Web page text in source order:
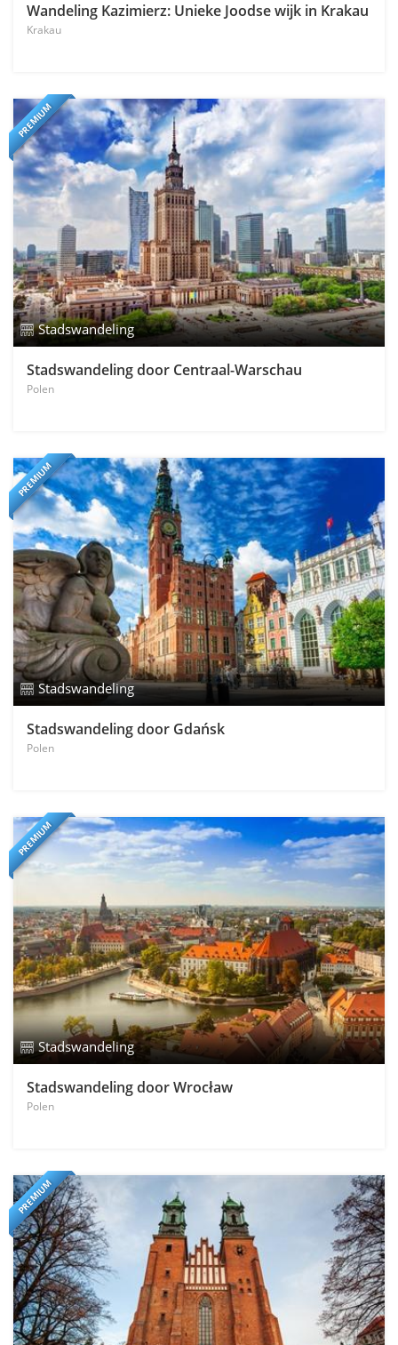
Wandeling Kazimierz: Unieke Joodse wijk in Krakau
Krakau
PREMIUM
Stadswandeling
Stadswandeling door Centraal-Warschau
Polen
PREMIUM
Stadswandeling
Stadswandeling door Gdańsk
Polen
PREMIUM
Stadswandeling
Stadswandeling door Wrocław
Polen
PREMIUM